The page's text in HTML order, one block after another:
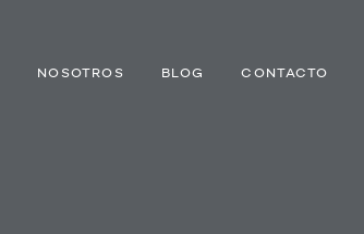
NOSOTROS BLOG CONTACTO